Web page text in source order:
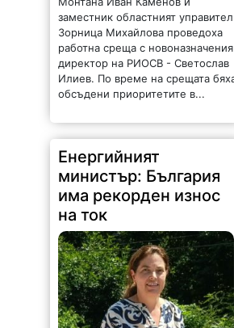
Зорница Михайлова проведоха
работна среща с новоназначения
директор на РИОСВ - Светослав
Илиев. По време на срещата бяха
обсъдени приоритетите в...
Енергийният
министър: България
има рекорден износ
на ток